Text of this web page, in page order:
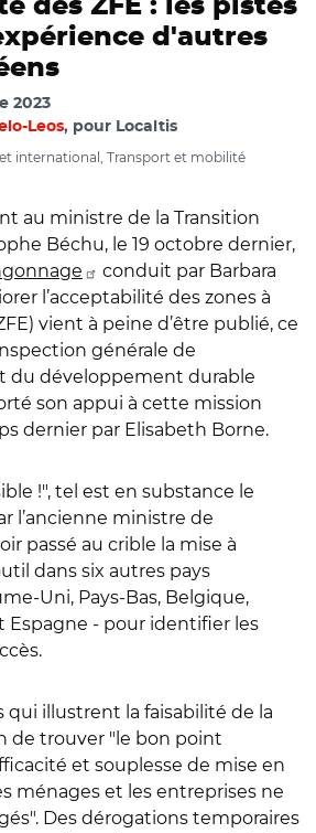
des ZFE : les pistes
d'autres
2023
Leos, pour Localtis
international, Transport et mobilité
au ministre de la Transition
Béchu, le 19 octobre dernier,
conduit par Barbara
l’acceptabilité des zones à
vient à peine d’être publié, ce
générale de
du développement durable
son appui à cette mission
dernier par Elisabeth Borne.
!", tel est en substance le
l’ancienne ministre de
passé au crible la mise à
dans six autres pays
Uni, Pays-Bas, Belgique,
Espagne - pour identifier les
qui illustrent la faisabilité de la
de trouver "le bon point
et souplesse de mise en
ménages et les entreprises ne
Des dérogations temporaires